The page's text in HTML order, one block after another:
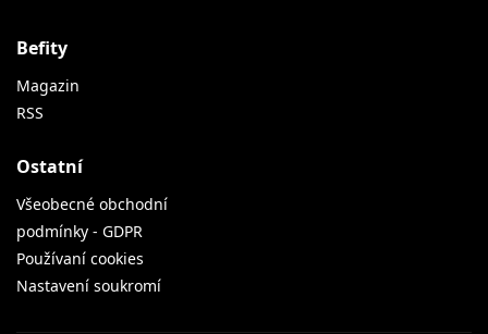
Befity
Magazin
RSS
Ostatní
Všeobecné obchodní
podmínky - GDPR
Používaní cookies
Nastavení soukromí